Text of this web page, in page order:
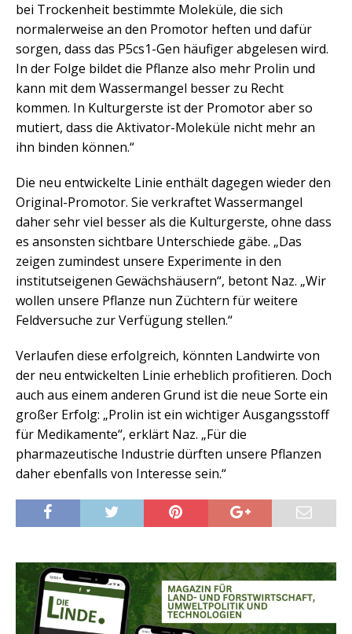
bei Trockenheit bestimmte Moleküle, die sich
normalerweise an den Promotor heften und dafür
sorgen, dass das P5cs1-Gen häufiger abgelesen wird.
In der Folge bildet die Pflanze also mehr Prolin und
kann mit dem Wassermangel besser zu Recht
kommen. In Kulturgerste ist der Promotor aber so
mutiert, dass die Aktivator-Moleküle nicht mehr an
ihn binden können.“
Die neu entwickelte Linie enthält dagegen wieder den
Original-Promotor. Sie verkraftet Wassermangel
daher sehr viel besser als die Kulturgerste, ohne dass
es ansonsten sichtbare Unterschiede gäbe. „Das
zeigen zumindest unsere Experimente in den
institutseigenen Gewächshäusern“, betont Naz. „Wir
wollen unsere Pflanze nun Züchtern für weitere
Feldversuche zur Verfügung stellen.“
Verlaufen diese erfolgreich, könnten Landwirte von
der neu entwickelten Linie erheblich profitieren. Doch
auch aus einem anderen Grund ist die neue Sorte ein
großer Erfolg: „Prolin ist ein wichtiger Ausgangsstoff
für Medikamente“, erklärt Naz. „Für die
pharmazeutische Industrie dürften unsere Pflanzen
daher ebenfalls von Interesse sein.“